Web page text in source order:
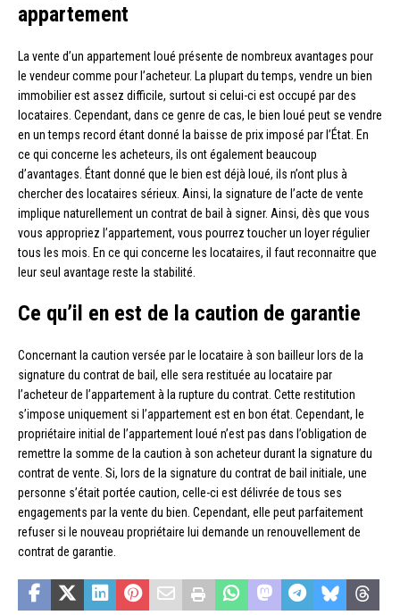
appartement
La vente d’un appartement loué présente de nombreux avantages pour
le vendeur comme pour l’acheteur. La plupart du temps, vendre un bien
immobilier est assez difficile, surtout si celui-ci est occupé par des
locataires. Cependant, dans ce genre de cas, le bien loué peut se vendre
en un temps record étant donné la baisse de prix imposé par l’État. En
ce qui concerne les acheteurs, ils ont également beaucoup
d’avantages. Étant donné que le bien est déjà loué, ils n’ont plus à
chercher des locataires sérieux. Ainsi, la signature de l’acte de vente
implique naturellement un contrat de bail à signer. Ainsi, dès que vous
vous appropriez l’appartement, vous pourrez toucher un loyer régulier
tous les mois. En ce qui concerne les locataires, il faut reconnaitre que
leur seul avantage reste la stabilité.
Ce qu’il en est de la caution de garantie
Concernant la caution versée par le locataire à son bailleur lors de la
signature du contrat de bail, elle sera restituée au locataire par
l’acheteur de l’appartement à la rupture du contrat. Cette restitution
s’impose uniquement si l’appartement est en bon état. Cependant, le
propriétaire initial de l’appartement loué n’est pas dans l’obligation de
remettre la somme de la caution à son acheteur durant la signature du
contrat de vente. Si, lors de la signature du contrat de bail initiale, une
personne s’était portée caution, celle-ci est délivrée de tous ses
engagements par la vente du bien. Cependant, elle peut parfaitement
refuser si le nouveau propriétaire lui demande un renouvellement de
contrat de garantie.